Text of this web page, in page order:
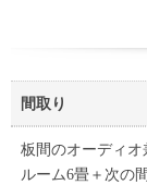
間取り
板間のオーディオ
ルーム6畳＋次の